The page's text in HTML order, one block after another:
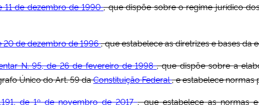
11 de dezembro de 1990 , que dispõe sobre o regime jurídico
20 de dezembro de 1996, que estabelece as diretrizes e bases da
N. 95, de 26 de fevereiro de 1998 , que dispõe sobre a
Único do Art. 59 daConstituição Federal, e estabelece normas
de 1º de novembro de 2017 , que estabelece as normas